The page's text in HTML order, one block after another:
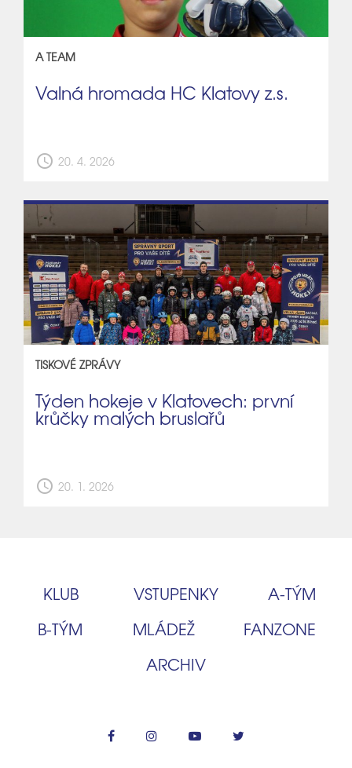
A TEAM
Valná hromada HC Klatovy z.s.
schedule 20. 4. 2026
TISKOVÉ ZPRÁVY
Týden hokeje v Klatovech: první
krůčky malých bruslařů
schedule 20. 1. 2026
KLUB VSTUPENKY
A‑TÝM
B‑TÝM
MLÁDEŽ
FANZONE
ARCHIV